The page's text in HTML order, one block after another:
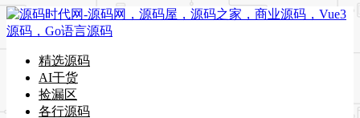
精选源码
AI干货
捡漏区
各行源码